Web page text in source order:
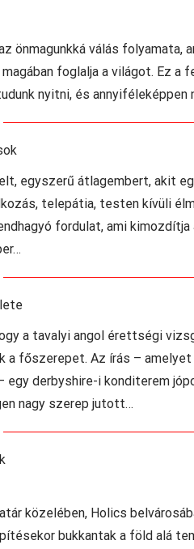
önmagunkká válás folyamata,
foglalja a világot. Ez a
nyitni, és annyiféleképpen
egyszerű átlagembert, akit
telepátia, testen kívüli
fordulat, ami
a tavalyi angol érettségi
a főszerepet. Az írás –
derbyshire-i konditerem
nagy szerep jutott…
közelében, Holics
bukkantak a föld alá